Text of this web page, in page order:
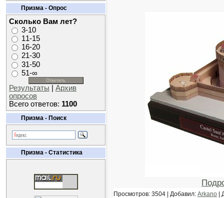
Призма - Опрос
Сколько Вам лет?
3-10
11-15
16-20
21-30
31-50
51-∞
Результаты
Архив
опросов
Всего ответов: 1100
Призма - Поиск
Призма - Статистика
Просмотров: 3504 | Добавил: Arkano |